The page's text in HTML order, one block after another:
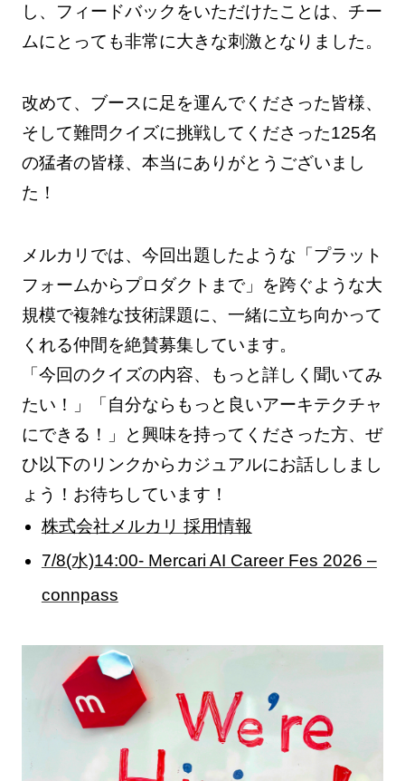
し、フィードバックをいただけたことは、チー
ムにとっても非常に大きな刺激となりました。
改めて、ブースに足を運んでくださった皆様、
そして難問クイズに挑戦してくださった125名
の猛者の皆様、本当にありがとうございまし
た！
メルカリでは、今回出題したような「プラット
フォームからプロダクトまで」を跨ぐような大
規模で複雑な技術課題に、一緒に立ち向かって
くれる仲間を絶賛募集しています。
「今回のクイズの内容、もっと詳しく聞いてみ
たい！」「自分ならもっと良いアーキテクチャ
にできる！」と興味を持ってくださった方、ぜ
ひ以下のリンクからカジュアルにお話ししまし
ょう！お待ちしています！
株式会社メルカリ 採用情報
7/8(水)14:00- Mercari AI Career Fes 2026 –
connpass